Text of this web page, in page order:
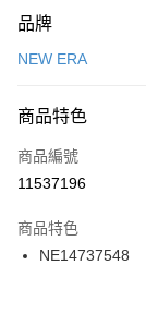
台灣樂天信用卡公
【關於「AFTEE先享
便利好安心！
３．安心：先確認商
【「AFTEE先享後付
１．於結帳方式選
２．訂單成立數日內
３．收到繳費通知
ATM／網路銀行／
運送方式
每筆NT$100，滿
宅配
每筆NT$100，滿
付款後門市自取
每筆NT$100，滿
品牌
NEW ERA
商品特色
商品編號
11537196
商品特色
NE14737548